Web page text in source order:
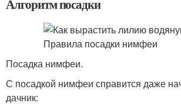
Алгоритм посадки
Посадка нимфеи.
С посадкой нимфеи справится даже
дачник: